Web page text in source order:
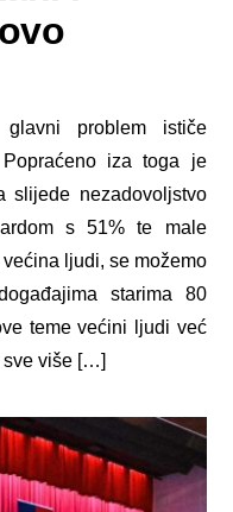
problem ističe
iza toga je
nezadovoljstvo
s 51% te male
ljudi, se možemo
starima 80
teme većini ljudi već
sve više […]